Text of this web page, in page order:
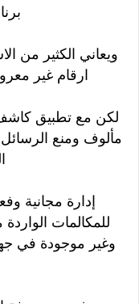
ويعاني الكثير من
ارقام غير
لكن مع تطبيق
مألوف ومنع
إدارة مجانية
للمكالمات
وغير موجودة في